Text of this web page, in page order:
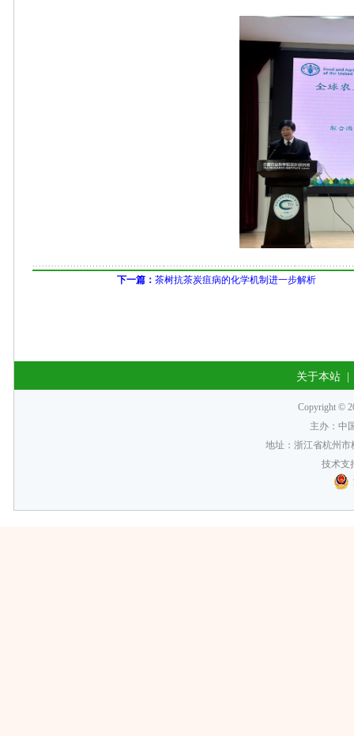
下一篇： 茶树抗茶炭疽病的化学机制进一步解析
关于本站
Copyright ©
主办：中
地址：浙江省杭州
技术支